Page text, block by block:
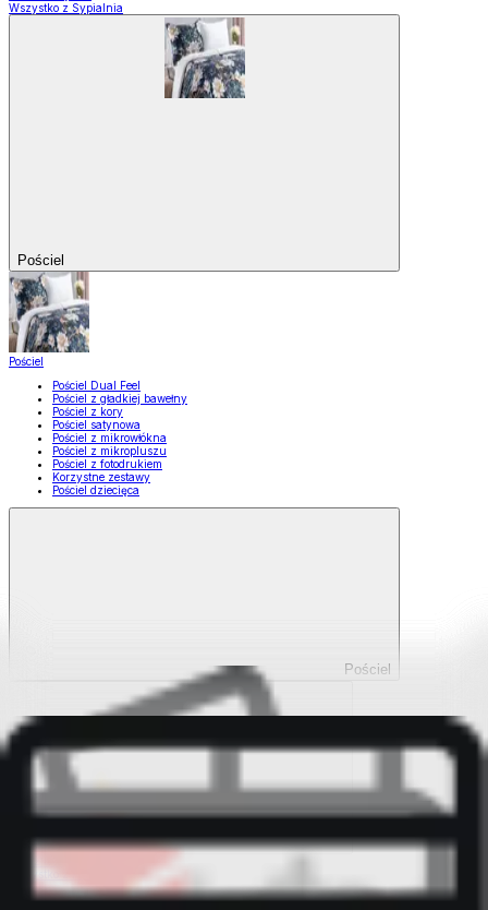
Wszystko z Sypialnia
Pościel
Pościel
Pościel Dual Feel
Pościel z gładkiej bawełny
Pościel z kory
Pościel satynowa
Pościel z mikrowłókna
Pościel z mikropluszu
Pościel z fotodrukiem
Korzystne zestawy
Pościel dziecięca
Pościel